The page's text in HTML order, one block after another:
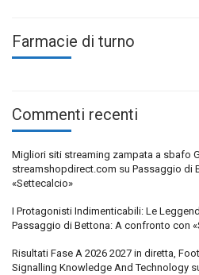
Farmacie di turno
Commenti recenti
Migliori siti streaming zampata a sbafo
streamshopdirect.com su Passaggio di
«Settecalcio»
I Protagonisti Indimenticabili: Le
Passaggio di Bettona: A confronto con
Risultati Fase A 2026 2027 in diretta,
Signalling Knowledge And Technology